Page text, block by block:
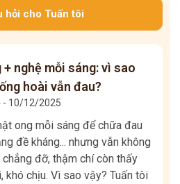
hỏi cho Tuấn tôi
+ nghệ mỗi sáng: vì sao
hoài vẫn đau?
- 10/12/2025
ong mỗi sáng để chữa đau
đề kháng... nhưng vẫn không
đỡ, thậm chí còn thấy
khó chịu. Vì sao vậy? Tuấn tôi